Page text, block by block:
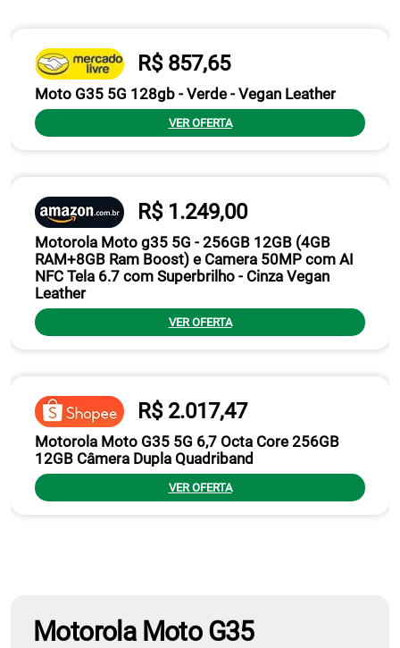
R$ 857,65
Moto G35 5G 128gb - Verde - Vegan Leather
VER OFERTA
R$ 1.249,00
Motorola Moto g35 5G - 256GB 12GB (4GB
RAM+8GB Ram Boost) e Camera 50MP com AI
NFC Tela 6.7 com Superbrilho - Cinza Vegan
Leather
VER OFERTA
R$ 2.017,47
Motorola Moto G35 5G 6,7 Octa Core 256GB
12GB Câmera Dupla Quadriband
VER OFERTA
Motorola Moto G35